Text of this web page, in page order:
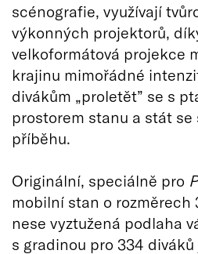
scénografie, využívají
výkonných projektorů,
velkoformátová projekce
krajinu mimořádné
divákům „proletět” se s
prostorem stanu a stát
příběhu.
Originální, speciálně pro
mobilní stan o rozměrech
nese vyztužená podlaha
s gradinou pro 334